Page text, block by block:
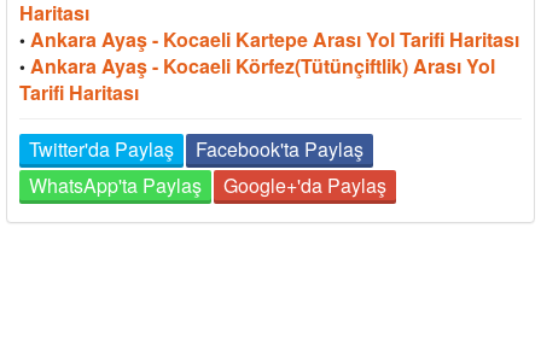
Haritası
• Ankara Ayaş - Kocaeli Kartepe Arası Yol Tarifi Haritası
• Ankara Ayaş - Kocaeli Körfez(Tütünçiftlik) Arası Yol
Tarifi Haritası
Twitter'da Paylaş
Facebook'ta Paylaş
WhatsApp'ta Paylaş
Google+'da Paylaş